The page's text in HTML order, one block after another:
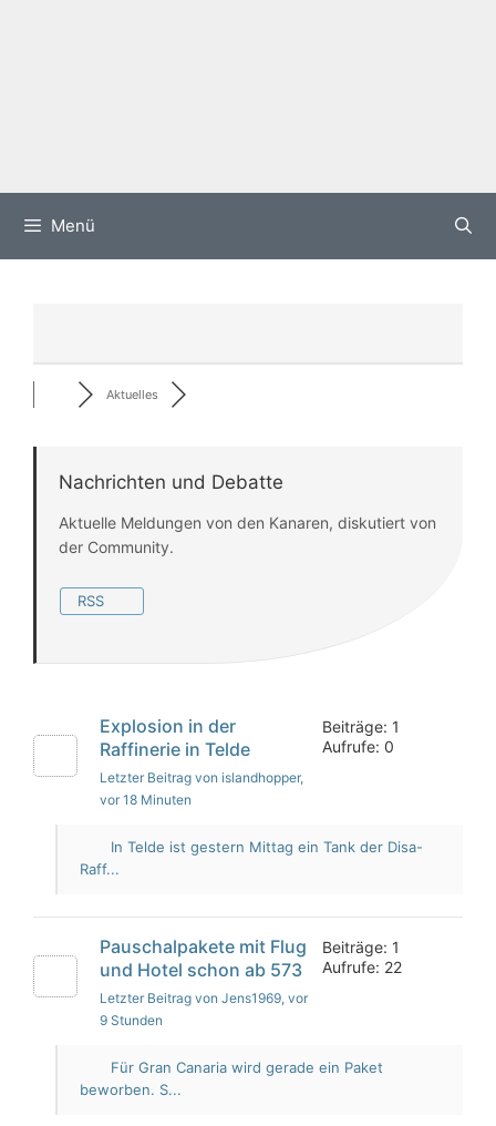
Menü
Aktuelles
Nachrichten und Debatte
Aktuelle Meldungen von den Kanaren, diskutiert von
der Community.
RSS
Explosion in der
Raffinerie in Telde
Letzter Beitrag von islandhopper,
vor 18 Minuten
Beiträge: 1
Aufrufe: 0
In Telde ist gestern Mittag ein Tank der Disa-
Raff...
Pauschalpakete mit Flug
und Hotel schon ab 573
Letzter Beitrag von Jens1969, vor
9 Stunden
Beiträge: 1
Aufrufe: 22
Für Gran Canaria wird gerade ein Paket
beworben. S...